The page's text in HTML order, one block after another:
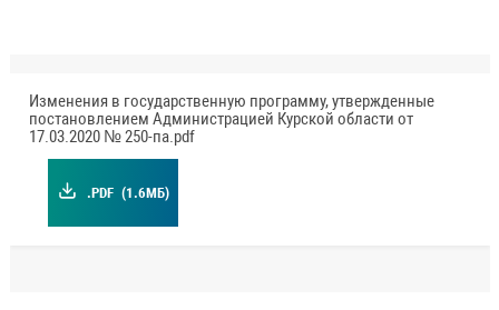
Изменения в государственную программу, утвержденные
постановлением Администрацией Курской области от
17.03.2020 № 250-па.pdf
.PDF (1.6МБ)